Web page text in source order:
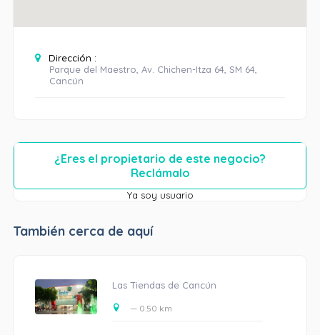
Dirección :
Parque del Maestro, Av. Chichen-Itza 64, SM 64,
Cancún
¿Eres el propietario de este negocio?
Reclámalo
Ya soy usuario
También cerca de aquí
Las Tiendas de Cancún
— 0.50 km